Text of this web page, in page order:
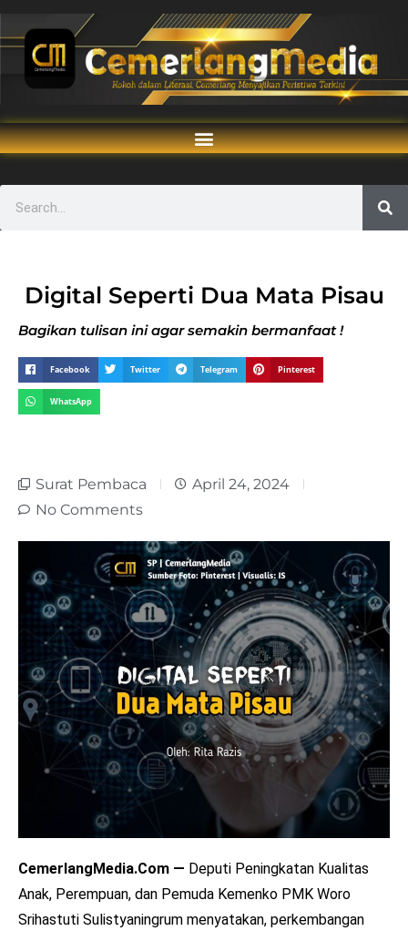
Digital Seperti Dua Mata Pisau
Bagikan tulisan ini agar semakin bermanfaat !
Facebook Twitter Telegram Pinterest
WhatsApp
Surat Pembaca
April 24, 2024
No Comments
CemerlangMedia.Com — Deputi Peningkatan Kualitas
Anak, Perempuan, dan Pemuda Kemenko PMK Woro
Srihastuti Sulistyaningrum menyatakan, perkembangan